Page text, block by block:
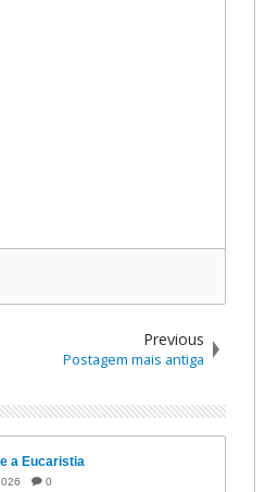
Previous
Postagem mais antiga
a Eucaristia
0